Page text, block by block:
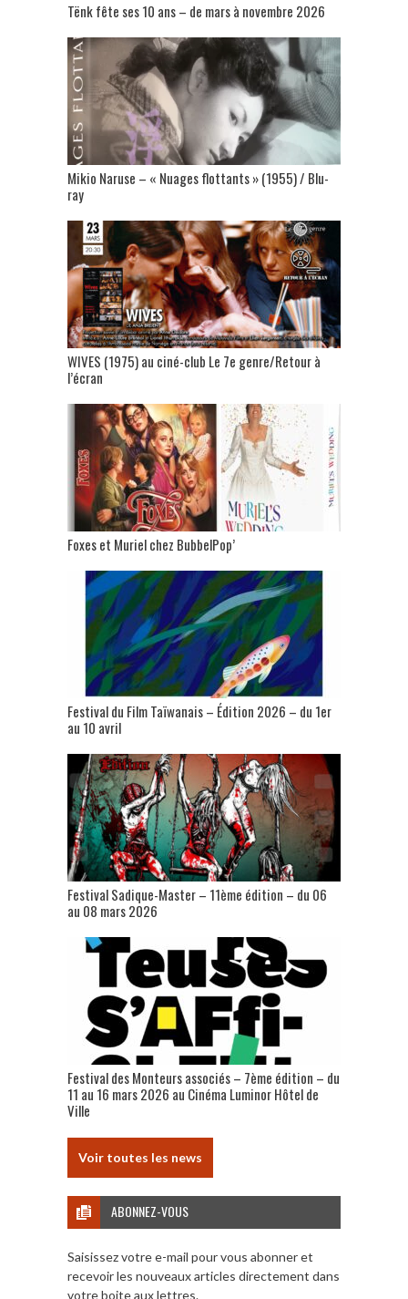
Tënk fête ses 10 ans – de mars à novembre 2026
Mikio Naruse – « Nuages flottants » (1955) / Blu-
ray
WIVES (1975) au ciné-club Le 7e genre/Retour à
l’écran
Foxes et Muriel chez BubbelPop’
Festival du Film Taïwanais – Édition 2026 – du 1er
au 10 avril
Festival Sadique-Master – 11ème édition – du 06
au 08 mars 2026
Festival des Monteurs associés – 7ème édition – du
11 au 16 mars 2026 au Cinéma Luminor Hôtel de
Ville
Voir toutes les news
ABONNEZ-VOUS
Saisissez votre e-mail pour vous abonner et
recevoir les nouveaux articles directement dans
votre boite aux lettres.